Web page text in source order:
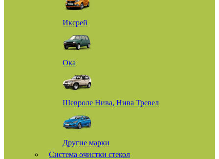
Иксрей
Ока
Шевроле Нива, Нива Тревел
Другие марки
Система очистки стекол